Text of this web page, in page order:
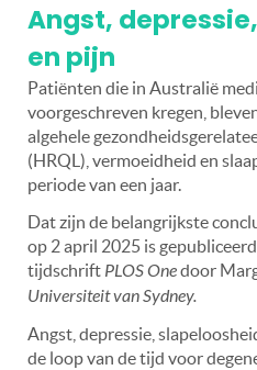
Angst,
en pijn
Patiënten die in Australië
voorgeschreven kregen,
algehele
(HRQL), vermoeidheid en
periode van een jaar.
Dat zijn de belangrijkste
op 2 april 2025 is
tijdschrift PLOS Onedoor
Universiteit van Sydney.
Angst, depressie,
de loop van de tijd voor